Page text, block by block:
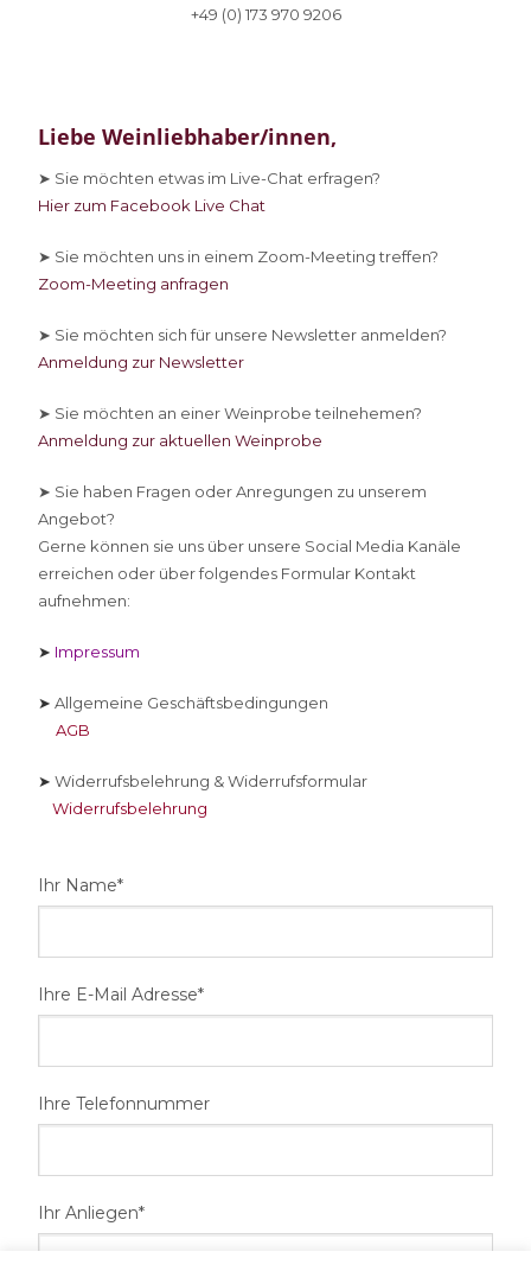
+49 (0) 173 970 9206
Liebe Weinliebhaber/innen,
➤ Sie möchten etwas im Live-Chat erfragen?
Hier zum Facebook Live Chat
➤ Sie möchten uns in einem Zoom-Meeting treffen?
Zoom-Meeting anfragen
➤ Sie möchten sich für unsere Newsletter anmelden?
Anmeldung zur Newsletter
➤ Sie möchten an einer Weinprobe teilnehemen?
Anmeldung zur aktuellen Weinprobe
➤ Sie haben Fragen oder Anregungen zu unserem
Angebot?
Gerne können sie uns über unsere Social Media Kanäle
erreichen oder über folgendes Formular Kontakt
aufnehmen:
➤ Impressum
➤ Allgemeine Geschäftsbedingungen
AGB
➤Widerrufsbelehrung & Widerrufsformular
Widerrufsbelehrung
Ihr Name*
Ihre E-Mail Adresse*
Ihre Telefonnummer
Ihr Anliegen*